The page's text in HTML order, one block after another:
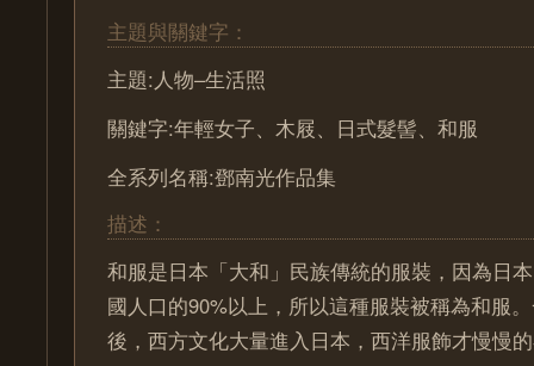
主題與關鍵字：
主題:人物–生活照
關鍵字:年輕女子、木屐、日式髮髻、和服
全系列名稱:鄧南光作品集
描述：
和服是日本「大和」民族傳統的服裝，因為日
國人口的90%以上，所以這種服裝被稱為和服
後，西方文化大量進入日本，西洋服飾才慢慢